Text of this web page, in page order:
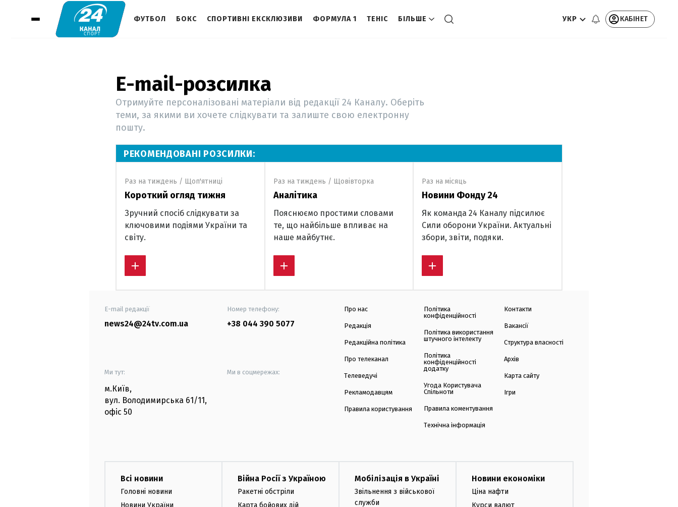
ФУТБОЛ БОКС СПОРТИВНІ ЕКСКЛЮЗИВИ ФОРМУЛА 1 ТЕНІС БІЛЬШЕ УКР КАБІНЕТ
E-mail-розсилка
Отримуйте персоналізовані матеріали від редакції 24 Каналу. Оберіть
теми, за якими ви хочете слідкувати та залиште свою електронну
пошту.
РЕКОМЕНДОВАНІ РОЗСИЛКИ:
Раз на тиждень / Щоп'ятниці
Короткий огляд тижня
Зручний спосіб слідкувати за
ключовими подіями України та
світу.
Раз на тиждень / Щовівторка
Аналітика
Пояснюємо простими словами
те, що найбільше впливає на
наше майбутнє.
Раз на місяць
Новини Фонду 24
Як команда 24 Каналу підсилює
Сили оборони України. Актуальні
збори, звіти, подяки.
E-mail редакції
news24@24tv.com.ua
Номер телефону:
+38 044 390 5077
Ми тут:
м.Київ,
вул. Володимирська 61/11,
офіс 50
Ми в соцмережах:
Про нас
Редакція
Редакційна політика
Про телеканал
Телеведучі
Рекламодавцям
Правила користування
Політика
конфіденційності
Політика використання
штучного інтелекту
Політика
конфіденційності
додатку
Угода Користувача
Спільноти
Правила коментування
Технічна інформація
Контакти
Вакансії
Структура власності
Архів
Карта сайту
Ігри
Всі новини
Головні новини
Новини України
Війна Росії з Україною
Ракетні обстріли
Карта бойових дій
Мобілізація в Україні
Звільнення з військової
служби
Новини економіки
Ціна нафти
Курси валют